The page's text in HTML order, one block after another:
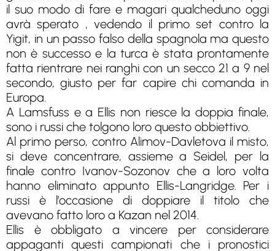
il suo modo di fare e magari qualcheduno oggi
avrà sperato , vedendo il primo set contro la
Yigit, in un passo falso della spagnola ma questo
non è successo e la turca è stata prontamente
fatta rientrare nei ranghi con un secco 21 a 9 nel
secondo, giusto per far capire chi comanda in
Europa.
A Lamsfuss e a Ellis non riesce la doppia finale,
sono i russi che tolgono loro questo obbiettivo.
Al primo perso, contro Alimov-Davletova il misto,
si deve concentrare, assieme a Seidel, per la
finale contro Ivanov-Sozonov che a loro volta
hanno eliminato appunto Ellis-Langridge. Per i
russi è l’occasione di doppiare il titolo che
avevano fatto loro a Kazan nel 2014.
Ellis è obbligato a vincere per considerare
appaganti questi campionati che i pronostici